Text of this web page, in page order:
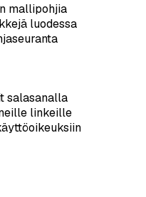
mallipohjia
luodessa
salasanalla
linkeille